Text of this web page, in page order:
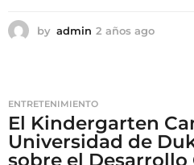
by admin 2 años ago
g
o
ENTRETENIMIENTO
El Kindergarten
Universidad de
sobre el